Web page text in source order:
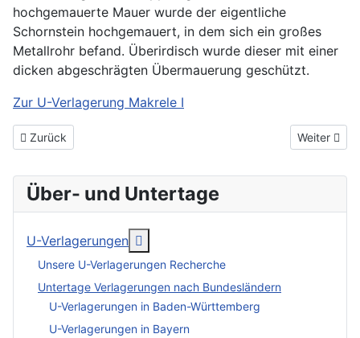
hochgemauerte Mauer wurde der eigentliche
Schornstein hochgemauert, in dem sich ein großes
Metallrohr befand. Überirdisch wurde dieser mit einer
dicken abgeschrägten Übermauerung geschützt.
Zur U-Verlagerung Makrele I
Vorheriger Beitrag: U-Verlagerung Makrele II
Zurück Nächster
Weiter
Über- und Untertage
U-Verlagerungen
Unsere U-Verlagerungen Recherche
Untertage Verlagerungen nach Bundesländern
U-Verlagerungen in Baden-Württemberg
U-Verlagerungen in Bayern